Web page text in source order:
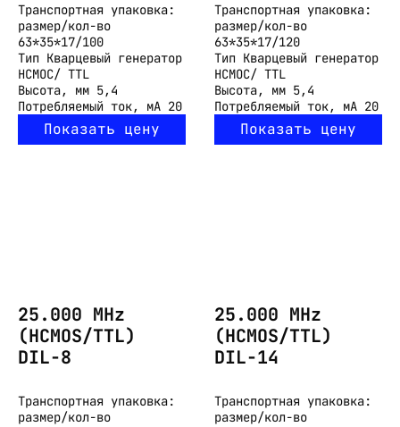
Транспортная упаковка:
размер/кол-во
63*35*17/100
Тип Кварцевый генератор
HCMOC/ TTL
Высота, мм 5,4
Потребляемый ток, мА 20
Показать цену
Транспортная упаковка:
размер/кол-во
63*35*17/120
Тип Кварцевый генератор
HCMOC/ TTL
Высота, мм 5,4
Потребляемый ток, мА 20
Показать цену
25.000 MHz
(HCMOS/TTL)
DIL-8
Транспортная упаковка:
размер/кол-во
25.000 MHz
(HCMOS/TTL)
DIL-14
Транспортная упаковка:
размер/кол-во